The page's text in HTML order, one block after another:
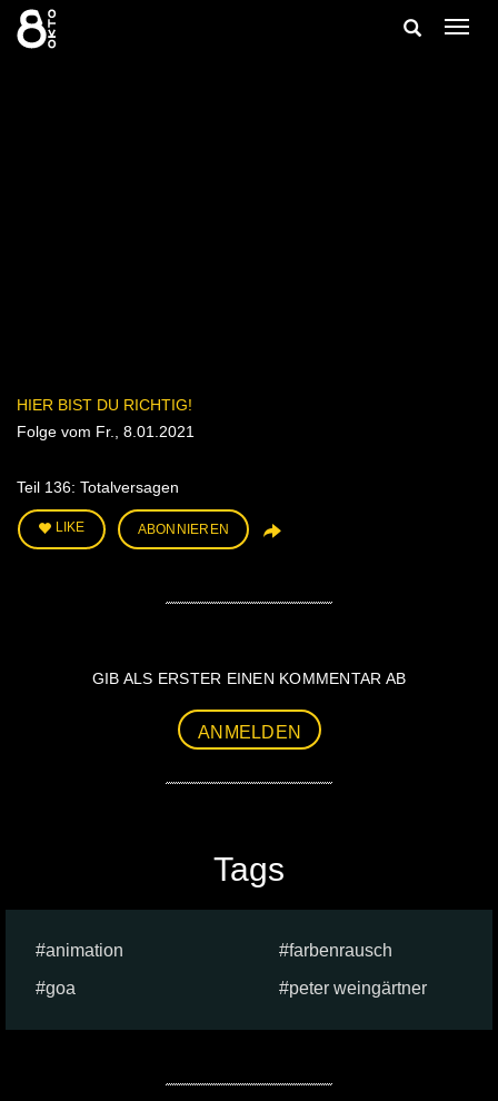
Zum
Inhalt
springen
Suche
HIER BIST DU RICHTIG!
Folge vom Fr., 8.01.2021
Teil 136: Totalversagen
LIKE ABONNIEREN
GIB ALS ERSTER EINEN KOMMENTAR AB
ANMELDEN
Tags
animation
farbenrausch
goa
peter weingärtner